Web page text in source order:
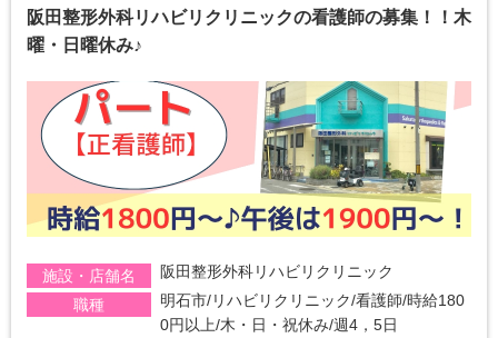
阪田整形外科リハビリクリニックの看護師の募集！！木
曜・日曜休み♪
施設・店舗名
阪田整形外科リハビリクリニック
職種
明石市/リハビリクリニック/看護師/時給180
0円以上/木・日・祝休み/週4，5日